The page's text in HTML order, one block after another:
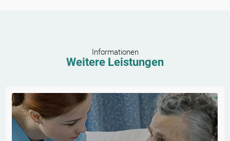
Informationen
Weitere Leistungen